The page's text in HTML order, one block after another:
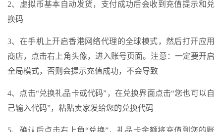
2、虚拟币基本自动发货，支付成功后会收到充值提示和兑
换码
3、在手机上开启香港网络代理的全球模式，然后打开应用
商店，点击右上角头像，进入账号页面。注意：一定要开启
全局模式，否则会提示充值成功，不会导致
4、点击“兑换礼品卡或代码”，在兑换界面点击“您也可以自
己输入代码”，粘贴卖家发给您的兑换代码
5、确认后点击右上角“兑换”，礼品卡余额将充值到您的账